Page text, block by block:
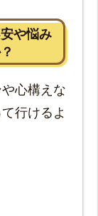
や悩み
心構えな
行けるよ